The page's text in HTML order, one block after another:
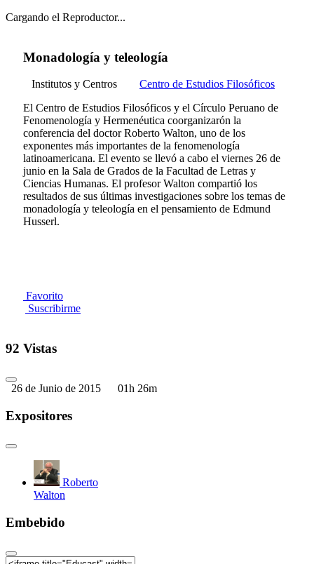
Cargando el Reproductor...
Monadología y teleología
Institutos y Centros
Centro de Estudios Filosóficos
El Centro de Estudios Filosóficos y el Círculo Peruano de
Fenomenología y Hermenéutica coorganizarón la
conferencia del doctor Roberto Walton, uno de los
exponentes más importantes de la fenomenología
latinoamericana. El evento se llevó a cabo el viernes 26 de
junio en la Sala de Grados de la Facultad de Letras y
Ciencias Humanas. El profesor Walton compartió los
resultados de sus últimas investigaciones sobre los temas de
monadología y teleología en el pensamiento de Edmund
Husserl.
Favorito
Suscribirme
92 Vistas
26 de Junio de 2015 01h 26m
Expositores
Roberto
Walton
Embebido